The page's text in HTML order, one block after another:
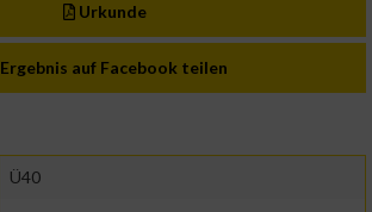
Urkunde
Ergebnis auf Facebook teilen
Ü40